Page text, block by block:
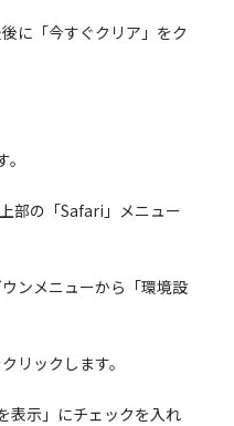
に「今すぐクリア」をク
部の「Safari」メニュー
ンメニューから「環境設
リックします。
表示」にチェックを入れ